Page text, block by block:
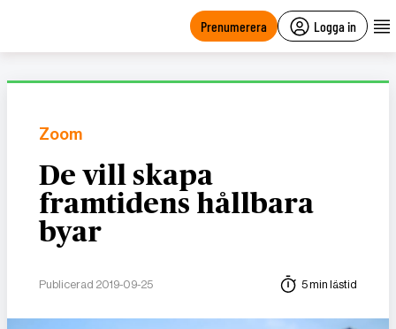
Prenumerera Logga in
Zoom
De vill skapa
framtidens hållbara
byar
Publicerad 2019-09-25 5 min lästid